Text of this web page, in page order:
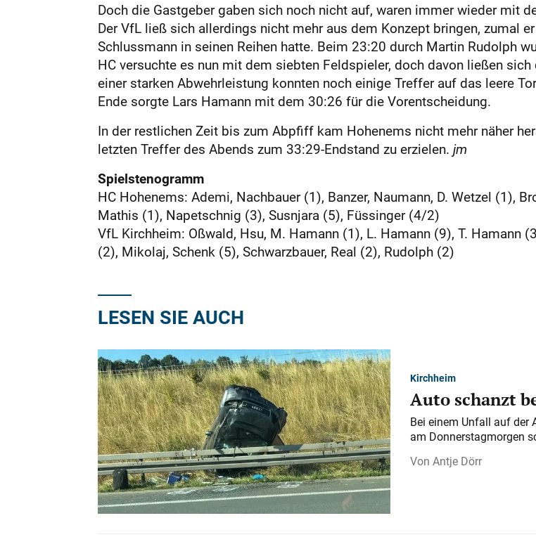
Doch die Gastgeber gaben sich noch nicht auf, waren immer wieder mit
Der VfL ließ sich allerdings nicht mehr aus dem Konzept bringen, zumal
Schlussmann in seinen Reihen hatte. Beim 23:20 durch Martin Rudolph
HC versuchte es nun mit dem siebten Feldspieler, doch davon ließen
einer starken Abwehrleistung konnten noch einige Treffer auf das leere
Ende sorgte Lars Hamann mit dem 30:26 für die Vorentscheidung.
In der restlichen Zeit bis zum Abpfiff kam Hohenems nicht mehr näher
letzten Treffer des Abends zum 33:29-Endstand zu erzielen. jm
Spielstenogramm
HC Hohenems: Ademi, Nachbauer (1), Banzer, Naumann, D. Wetzel (1),
Mathis (1), Napetschnig (3), Susnjara (5), Füssinger (4/2)
VfL Kirchheim: Oßwald, Hsu, M. Hamann (1), L. Hamann (9), T. Hamann
(2), Mikolaj, Schenk (5), Schwarzbauer, Real (2), Rudolph (2)
LESEN SIE AUCH
Kirchheim
Auto schanzt
Bei einem Unfall auf der
am Donnerstagmorgen
Antje Dörr